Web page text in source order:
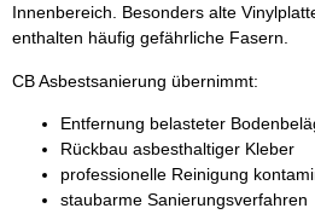
Innenbereich. Besonders alte
enthalten häufig gefährliche Fasern.
CB Asbestsanierung übernimmt:
Entfernung belasteter
Rückbau asbesthaltiger Kleber
professionelle Reinigung
staubarme Sanierungsverfahren